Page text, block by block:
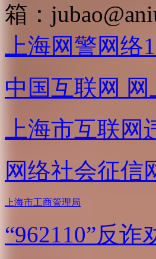
箱：
上海网警网络
中国互联网
上海市互联网
网络社会征信
上海市工商管理局
“962110”反诈